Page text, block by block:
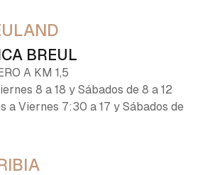
BREUL
A KM 1,5
8 a 18 y Sábados de 8 a 12
a Viernes 7:30 a 17 y Sábados de